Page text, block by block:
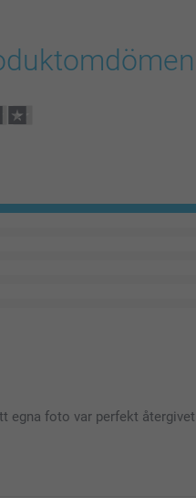
egna foto var perfekt återgivet